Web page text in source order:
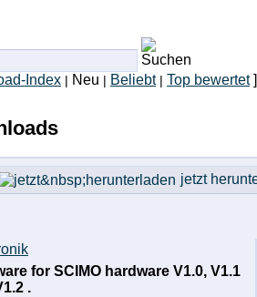
Index Neu Beliebt Top bewertet]
jetzt
for SCIMO hardware V1.0, V1.1
.